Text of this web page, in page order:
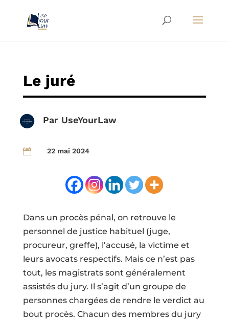
Le juré
Par UseYourLaw
 22 mai 2024
Dans un procès pénal, on retrouve le
personnel de justice habituel (juge,
procureur, greffe), l’accusé, la victime et
leurs avocats respectifs. Mais ce n’est pas
tout, les magistrats sont généralement
assistés du jury. Il s’agit d’un groupe de
personnes chargées de rendre le verdict au
bout procès. Chacun des membres du jury